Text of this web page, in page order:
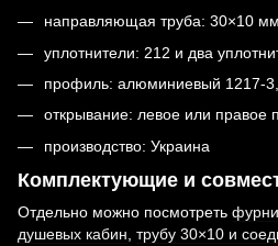
направляющая труба: 30×10
уплотнители: 212 и два
профиль: алюминиевый 1217-
открывание: левое или правое
производство: Украина
Комплектующие и
Отдельно можно посмотреть
душевых кабин, трубу 30×10 и